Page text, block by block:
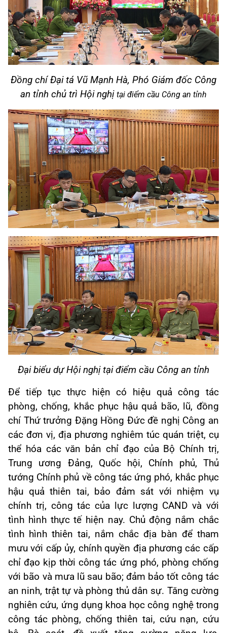
Đồng chí Đại tá Vũ Mạnh Hà, Phó Giám đốc Công
an tỉnh chủ trì Hội nghị tại điểm cầu Công an tỉnh
Đại biểu dự Hội nghị tại điểm cầu Công an tỉnh
Để tiếp tục thực hiện có hiệu quả công tác
phòng, chống, khắc phục hậu quả bão, lũ, đồng
chí Thứ trưởng Đặng Hồng Đức đề nghị Công an
các đơn vị, địa phương nghiêm túc quán triệt, cụ
thể hóa các văn bản chỉ đạo của Bộ Chính trị,
Trung ương Đảng, Quốc hội, Chính phủ, Thủ
tướng Chính phủ về công tác ứng phó, khắc phục
hậu quả thiên tai, bảo đảm sát với nhiệm vụ
chính trị, công tác của lực lượng CAND và với
tình hình thực tế hiện nay. Chủ động nắm chắc
tình hình thiên tai, nắm chắc địa bàn để tham
mưu với cấp ủy, chính quyền địa phương các cấp
chỉ đạo kịp thời công tác ứng phó, phòng chống
với bão và mưa lũ sau bão; đảm bảo tốt công tác
an ninh, trật tự và phòng thủ dân sự. Tăng cường
nghiên cứu, ứng dụng khoa học công nghệ trong
công tác phòng, chống thiên tai, cứu nạn, cứu